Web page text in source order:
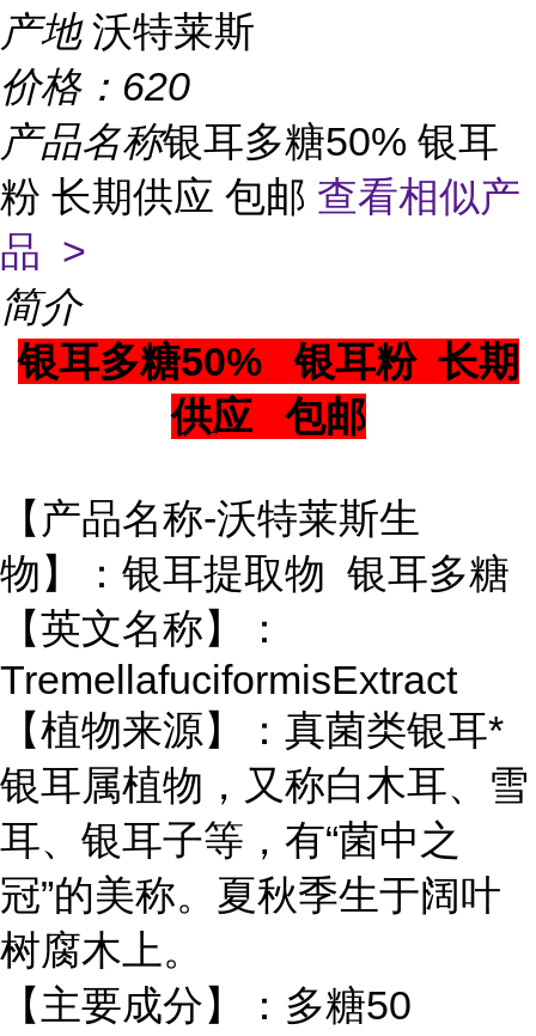
产地 沃特莱斯
价格： 620
产品名称银耳多糖50% 银耳
粉 长期供应 包邮 查看相似产
品 >
简介
银耳多糖50% 银耳粉 长期
供应 包邮
【产品名称-沃特莱斯生
物】：银耳提取物 银耳多糖
【英文名称】：
TremellafuciformisExtract
【植物来源】：真菌类银耳*
银耳属植物，又称白木耳、雪
耳、银耳子等，有“菌中之
冠”的美称。夏秋季生于阔叶
树腐木上。
【主要成分】：多糖50